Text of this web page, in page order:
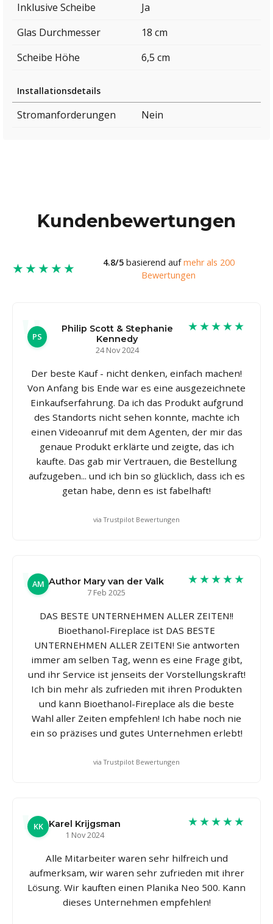
Inklusive Scheibe
Ja
Glas Durchmesser
18 cm
Scheibe Höhe
6,5 cm
Installationsdetails
Stromanforderungen Nein
Kundenbewertungen
★★★★★ 4.8/5basierend aufmehr als 200
Bewertungen
PS
Philip Scott & Stephanie
Kennedy
24 Nov 2024
★★★★★
Der beste Kauf - nicht denken, einfach machen!
Von Anfang bis Ende war es eine ausgezeichnete
Einkaufserfahrung. Da ich das Produkt aufgrund
des Standorts nicht sehen konnte, machte ich
einen Videoanruf mit dem Agenten, der mir das
genaue Produkt erklärte und zeigte, das ich
kaufte. Das gab mir Vertrauen, die Bestellung
aufzugeben... und ich bin so glücklich, dass ich es
getan habe, denn es ist fabelhaft!
via Trustpilot Bewertungen
AM Author Mary van der Valk
7 Feb 2025
★★★★★
DAS BESTE UNTERNEHMEN ALLER ZEITEN!!
Bioethanol-Fireplace ist DAS BESTE
UNTERNEHMEN ALLER ZEITEN! Sie antworten
immer am selben Tag, wenn es eine Frage gibt,
und ihr Service ist jenseits der Vorstellungskraft!
Ich bin mehr als zufrieden mit ihren Produkten
und kann Bioethanol-Fireplace als die beste
Wahl aller Zeiten empfehlen! Ich habe noch nie
ein so präzises und gutes Unternehmen erlebt!
via Trustpilot Bewertungen
KK Karel Krijgsman
1 Nov 2024
★★★★★
Alle Mitarbeiter waren sehr hilfreich und
aufmerksam, wir waren sehr zufrieden mit ihrer
Lösung. Wir kauften einen Planika Neo 500. Kann
dieses Unternehmen empfehlen!